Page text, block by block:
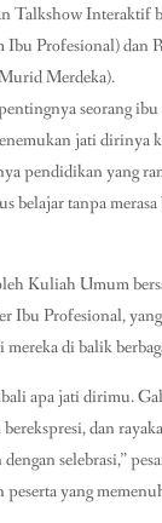
Talkshow Interaktif
Ibu Profesional) dan
Merdeka).
seorang
jati dirinya
pendidikan yang
belajar tanpa
Kuliah Umum
Ibu Profesional,
mereka di balik
apa jati dirimu.
dan
selebrasi,”
peserta yang